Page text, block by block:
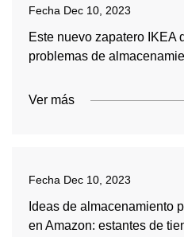
Fecha Dec 10, 2023
Este nuevo zapatero IKEA
problemas de
Ver más
Fecha Dec 10, 2023
Ideas de almacenamiento
en Amazon: estantes de